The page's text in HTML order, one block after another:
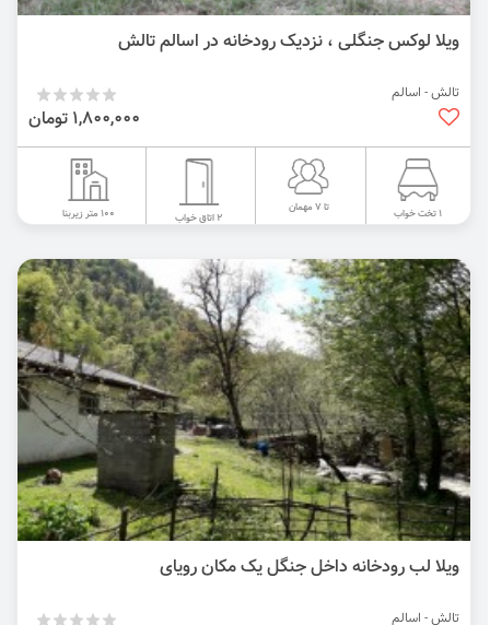
ویلا لوکس جنگلی ، نزدیک رودخانه در اسالم تالش
تالش - اسالم
1,800,000 تومان
1 تخت خواب تا 7 مهمان
2 اتاق خواب 100 متر زیربنا
ویلا لب رودخانه داخل جنگل یک مکان رویای
تالش - اسالم